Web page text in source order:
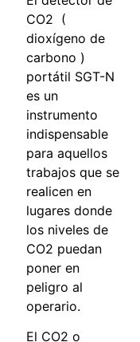
CO2 (
dioxígeno de
carbono )
portátil SGT-N
es un
instrumento
indispensable
para aquellos
trabajos que se
realicen en
lugares donde
los niveles de
CO2 puedan
poner en
peligro al
operario.
El CO2 o